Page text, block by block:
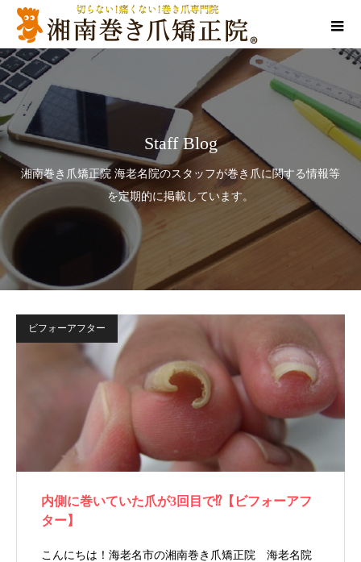
Staff Blog
湘南巻き爪矯正院 海老名院のスタッフが巻き爪に関する情報等
を定期的に掲載しています。
ビフォーアフター
内側に巻いていた爪が3回目で⁉【ビフォーアフ
ター】
こんにちは！海老名市の湘南巻き爪矯正院 海老名院